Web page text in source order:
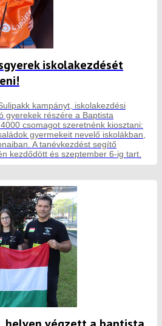
iskolakezdését
kampányt, iskolakezdési
gyerekek részére a Baptista
csomagot szeretnénk kiosztani:
gyermekeit nevelő iskolákban,
A tanévkezdést segítő
kezdődött és szeptember 6-ig tart.